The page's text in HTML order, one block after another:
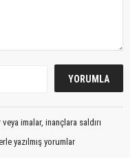
imalar, inançlara saldırı
yazılmış yorumlar